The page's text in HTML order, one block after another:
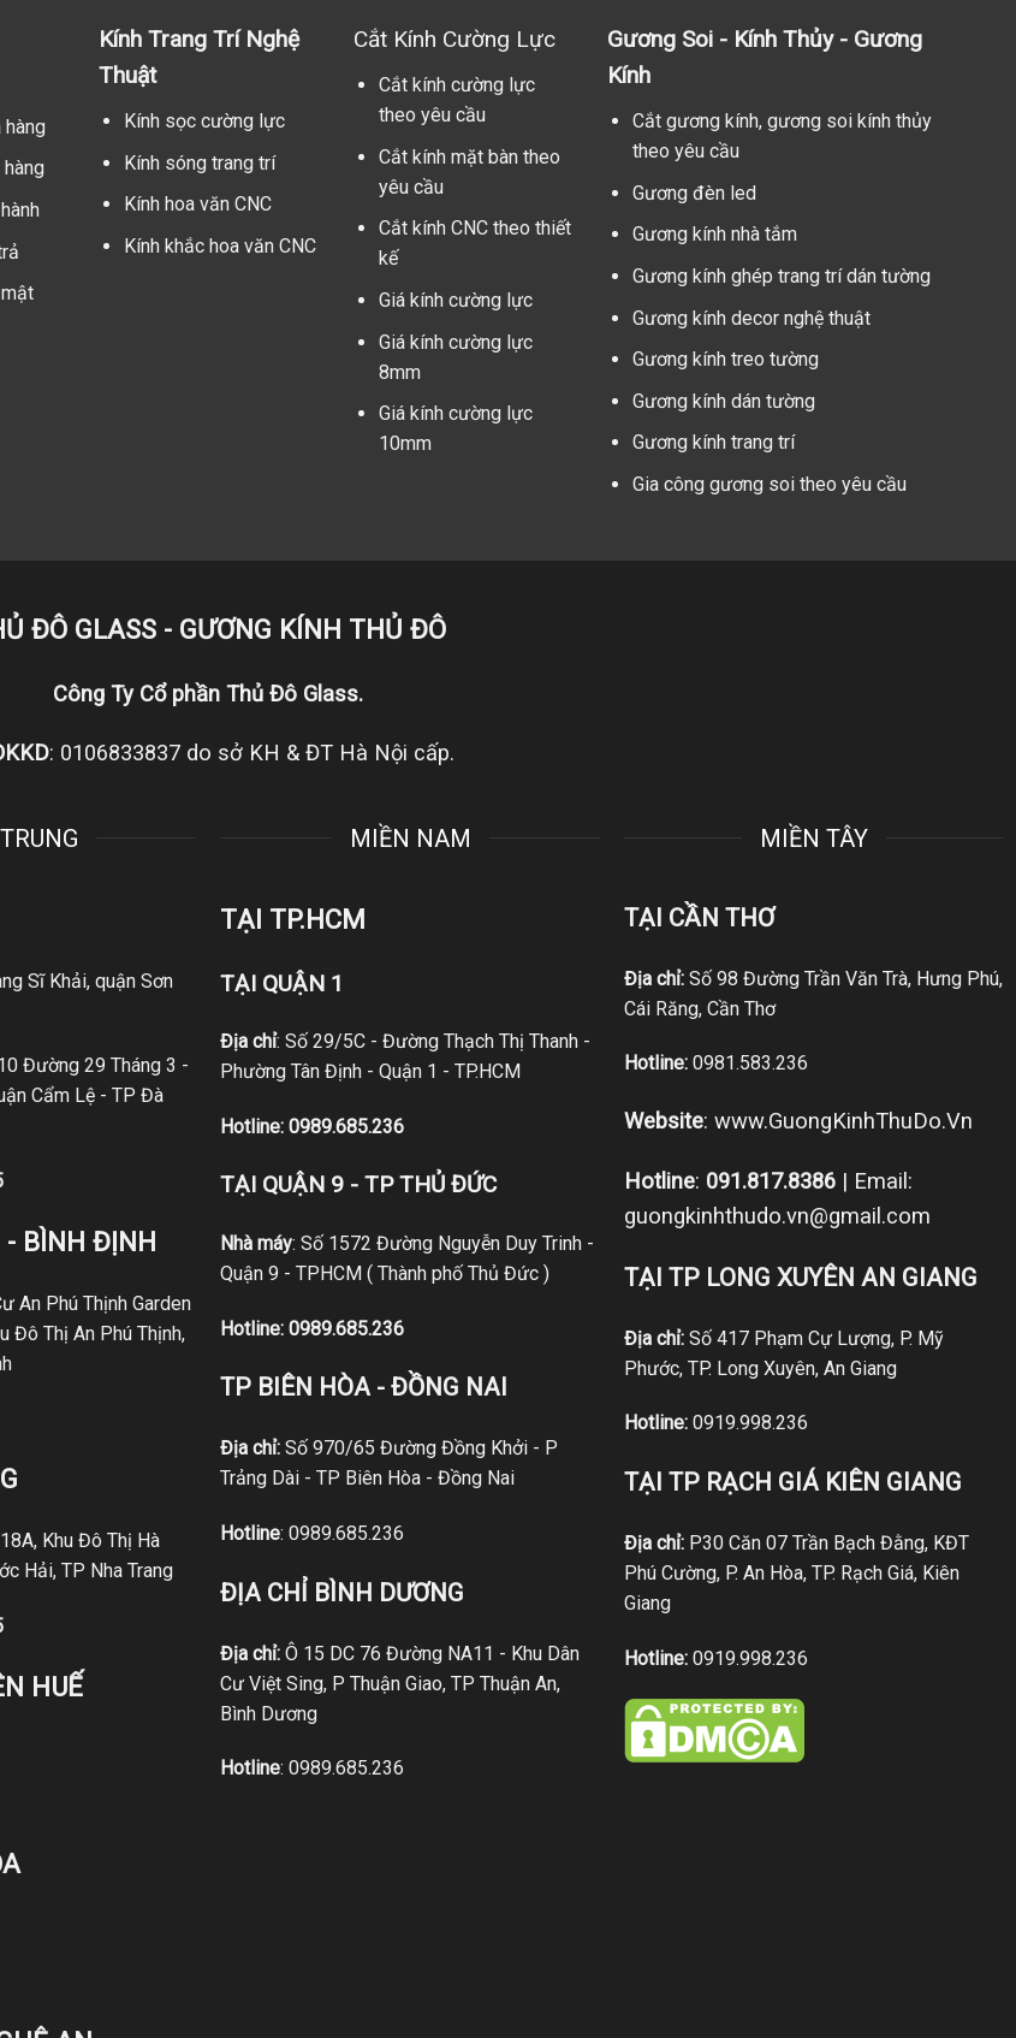
hàng
Kính Trang Trí Nghệ
Thuật
Kính sọc cường lực
Kính sóng trang trí
Kính hoa văn CNC
Kính khắc hoa văn CNC
Cắt Kính Cường Lực
Cắt kính cường lực
theo yêu cầu
Cắt kính mặt bàn theo
yêu cầu
Cắt kính CNC theo thiết
kế
Giá kính cường lực
Giá kính cường lực
8mm
Giá kính cường lực
10mm
Gương Soi - Kính Thủy - Gương
Kính
Cắt gương kính, gương soi kính thủy
theo yêu cầu
Gương đèn led
Gương kính nhà tắm
Gương kính ghép trang trí dán tường
Gương kính decor nghệ thuật
Gương kính treo tường
Gương kính dán tường
Gương kính trang trí
Gia công gương soi theo yêu cầu
ĐÔ GLASS - GƯƠNG KÍNH THỦ ĐÔ
Công Ty Cổ phần Thủ Đô Glass.
: 0106833837 do sở KH & ĐT Hà Nội cấp.
Sĩ Khải, quận Sơn
Đường 29 Tháng 3 -
Cẩm Lệ - TP Đà
- BÌNH ĐỊNH
An Phú Thịnh Garden
Đô Thị An Phú Thịnh,
Khu Đô Thị Hà
Hải, TP Nha Trang
HUẾ
MIỀN NAM
TẠI TP.HCM
TẠI QUẬN 1
Địa chỉ: Số 29/5C - Đường Thạch Thị Thanh -
Phường Tân Định - Quận 1 - TP.HCM
Hotline: 0989.685.236
TẠI QUẬN 9 - TP THỦ ĐỨC
Nhà máy: Số 1572 Đường Nguyễn Duy Trinh -
Quận 9 - TPHCM ( Thành phố Thủ Đức )
Hotline: 0989.685.236
TP BIÊN HÒA - ĐỒNG NAI
Địa chỉ:Số 970/65 Đường Đồng Khởi - P
Trảng Dài - TP Biên Hòa - Đồng Nai
Hotline: 0989.685.236
ĐỊA CHỈ BÌNH DƯƠNG
Địa chỉ:Ô 15 DC 76 Đường NA11 - Khu Dân
Cư Việt Sing, P Thuận Giao, TP Thuận An,
Bình Dương
Hotline: 0989.685.236
MIỀN TÂY
TẠI CẦN THƠ
Địa chỉ:Số 98 Đường Trần Văn Trà, Hưng Phú,
Cái Răng, Cần Thơ
Hotline: 0981.583.236
Website: www.GuongKinhThuDo.Vn
Hotline: 091.817.8386| Email:
guongkinhthudo.vn@gmail.com
TẠI TP LONG XUYÊN AN GIANG
Địa chỉ:Số 417 Phạm Cự Lượng, P. Mỹ
Phước, TP. Long Xuyên, An Giang
Hotline: 0919.998.236
TẠI TP RẠCH GIÁ KIÊN GIANG
Địa chỉ:P30 Căn 07 Trần Bạch Đằng, KĐT
Phú Cường, P. An Hòa, TP. Rạch Giá, Kiên
Giang
Hotline: 0919.998.236